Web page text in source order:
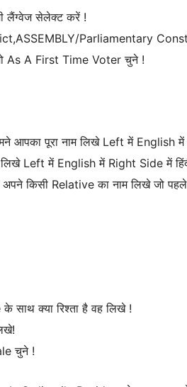
लैंग्वेज सेलेक्ट करें !
Parliamentary
As A First Time Voter चुने !
आपका पूरा नाम लिखे Left में English
Left में English में Right Side में
किसी Relative का नाम लिखे जो पहले
क्या रिश्ता है वह लिखे !
चुने !